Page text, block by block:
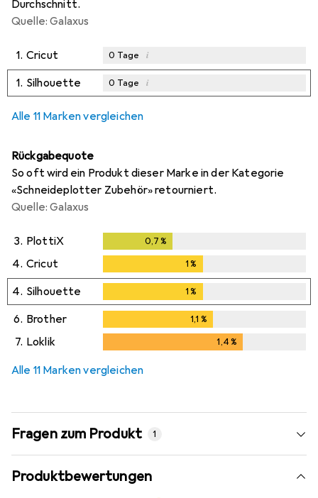
Durchschnitt.
Quelle: Galaxus
1. Cricut 0 Tage i
1. Silhouette 0 Tage i
Alle 11 Marken vergleichen
Rückgabequote
So oft wird ein Produkt dieser Marke in der Kategorie
«Schneideplotter Zubehör» retourniert.
Quelle: Galaxus
3. PlottiX 0,7%
4. Cricut 1%
4. Silhouette 1%
6. Brother 1,1 %
7. Loklik 1,4%
Alle 11 Marken vergleichen
Fragen zum Produkt 1
Produktbewertungen